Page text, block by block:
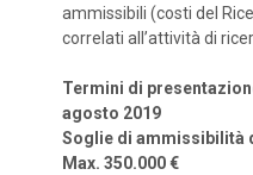
ammissibili (costi del
correlati all’attività di
Termini di
agosto 2019
Soglie di ammissibilità
Max. 350.000 €